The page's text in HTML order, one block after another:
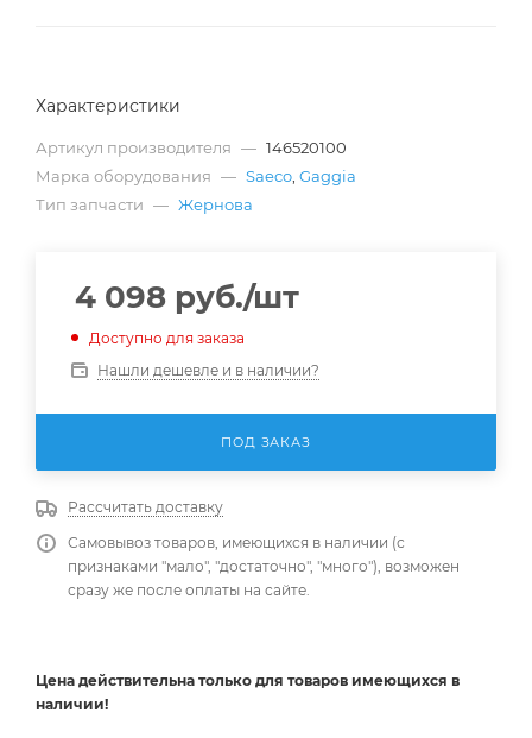
Характеристики
Артикул производителя — 146520100
Марка оборудования — Saeco, Gaggia
Тип запчасти — Жернова
4 098 руб./шт
Доступно для заказа
Нашли дешевле и в наличии?
ПОД ЗАКАЗ
Рассчитать доставку
Самовывоз товаров, имеющихся в наличии (с
признаками "мало", "достаточно", "много"), возможен
сразу же после оплаты на сайте.
Цена действительна только для товаров имеющихся в
наличии!